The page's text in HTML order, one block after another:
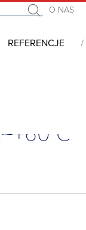
O NAS
REFERENCJE